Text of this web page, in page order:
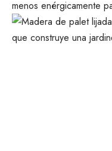
menos enérgicamente